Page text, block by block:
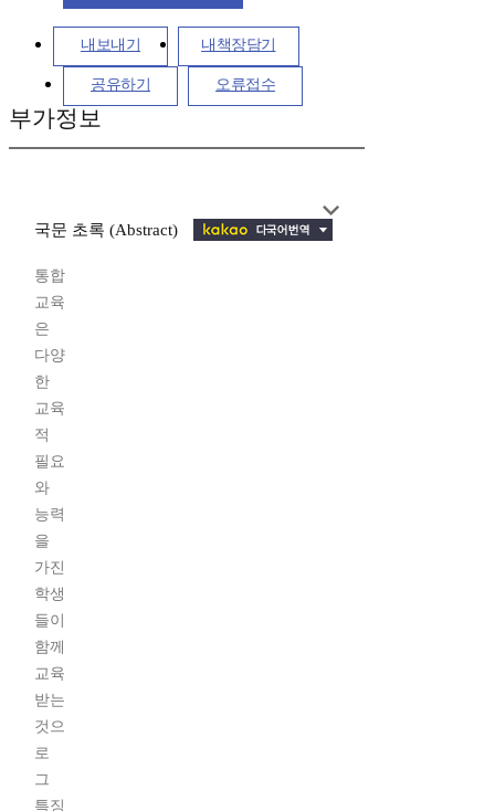
내보내기 내책장담기
공유하기 오류접수
부가정보
국문 초록 (Abstract)
통합
교육
은
다양
한
교육
적
필요
와
능력
을
가진
학생
들이
함께
교육
받는
것으
로
그
특징